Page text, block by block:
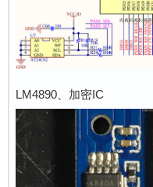
LM4890、加密IC